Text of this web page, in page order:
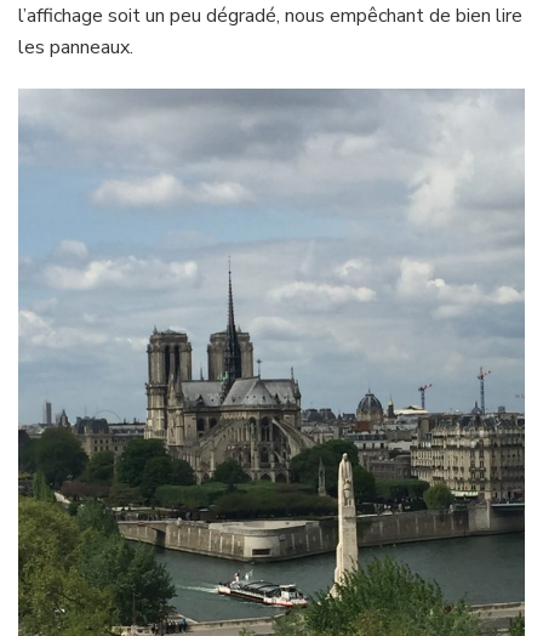
l’affichage soit un peu dégradé, nous empêchant de bien lire
les panneaux.